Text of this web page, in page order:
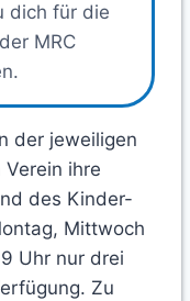
dich für die
MRC
der jeweiligen
ihre
des Kinder-
Mittwoch
Uhr nur drei
Zu